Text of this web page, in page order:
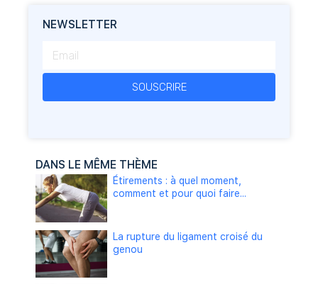
NEWSLETTER
SOUSCRIRE
DANS LE MÊME THÈME
Étirements : à quel moment,
comment et pour quoi faire...
La rupture du ligament croisé du
genou